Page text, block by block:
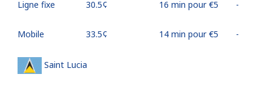
Ligne fixe ⁦30.5¢⁩ 16 min pour ⁦€5⁩ -
Mobile ⁦33.5¢⁩ 14 min pour ⁦€5⁩ -
Saint Lucia